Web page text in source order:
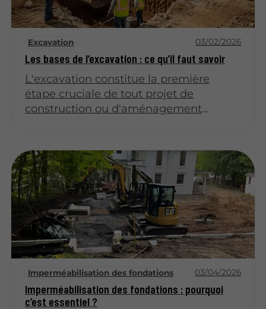
Excavation 03/02/2026
Les bases de l’excavation : ce qu’il faut savoir
L'excavation constitue la première
étape cruciale de tout projet de
construction ou d'aménagement
réglementations locales, la composition
du sol et les services souterrains
présents. Une bonne préparation
permet d'éviter des retards coûteux et
des accidents sur le chantier.
Imperméabilisation des fondations 03/04/2026
Imperméabilisation des fondations : pourquoi
c’est essentiel ?